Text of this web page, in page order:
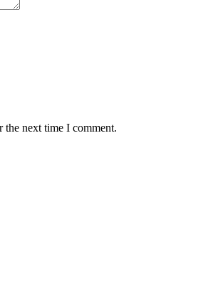
the next time I comment.